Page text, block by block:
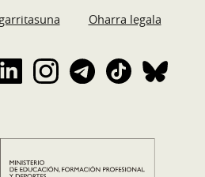
Oharra legala